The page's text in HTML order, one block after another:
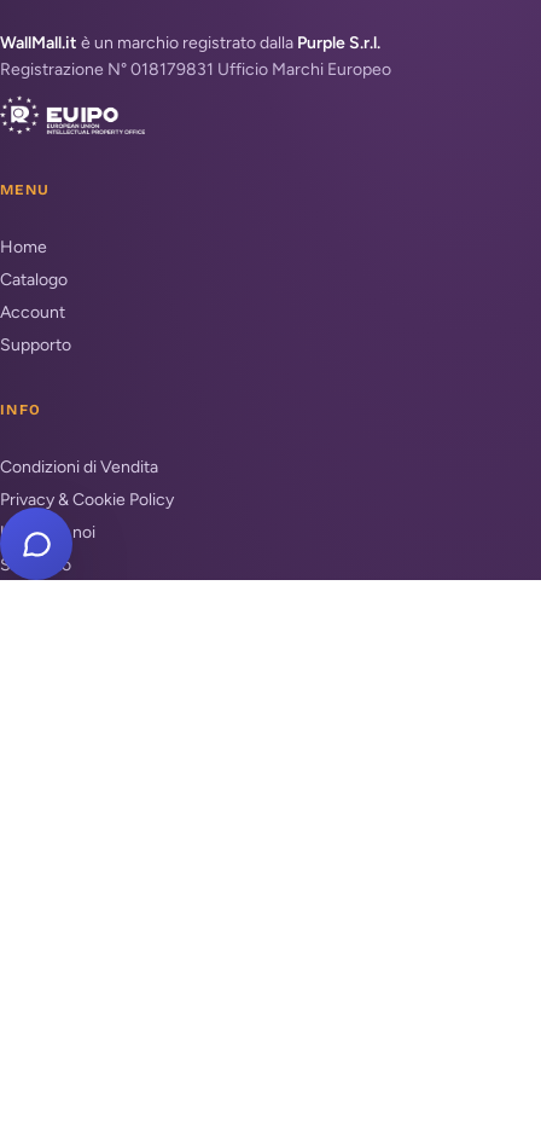
WallMall.it è un marchio registrato dalla Purple S.r.l.
Registrazione N° 018179831 Ufficio Marchi Europeo
MENU
Home
Catalogo
Account
Supporto
INFO
Condizioni di Vendita
Privacy & Cookie Policy
Unisciti a noi
Supporto